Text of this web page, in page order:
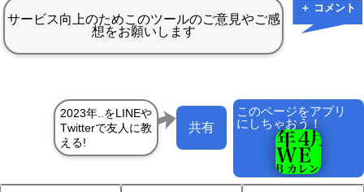
＋ コメント
このページをアプリ
にしちゃおう！
共有